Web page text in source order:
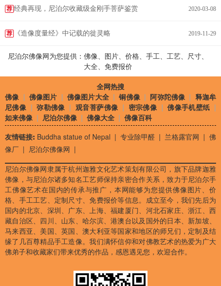
荐 经典再现，尼泊尔收藏级金刚手菩萨鉴赏 2020-03-08
荐 《造像度量经》中记载的徙灵略 2019-11-29
尼泊尔佛像网为您提供：佛像、图片、价格、手工、工艺、尺寸、
大全、免费报价
全网热搜
佛像 | 佛像图片 |佛像图片大全|铜佛像 |阿弥陀佛像 | 释迦牟
尼佛像 |弥勒佛像 |观音菩萨佛像 | 密宗佛像 |佛像手机壁纸 |
如来佛像 | 尼泊尔佛像 | 佛像大全 | 佛像百科
友情链接: Buddha statue of Nepal | 专业除甲醛 | 兰格露官网 | 佛
像厂 | 尼泊尔佛像网 |
尼泊尔佛像网隶属于杭州迦雅文化艺术策划有限公司，旗下品牌迦雅
佛像，与尼泊尔诸多知名工艺师保持亲密合作关系，致力于尼泊尔手
工佛像艺术在国内的传承与推广，本网能够为您提供佛像图片、价
格、手工工艺、定制尺寸、免费报价等信息。成立至今，我们先后为
国内的北京、深圳、广东、上海、福建厦门、河北石家庄、浙江、西
藏自治区、四川、山东、哈尔滨、港澳台以及国外的日本、新加坡、
马来西亚、美国、英国、澳大利亚等国家和地区的师兄们，定制及结
缘了几百尊精品手工造像。我们满怀信仰和对佛教艺术的热爱为广大
佛弟子和收藏家们带来优秀的作品，感恩遇见您，欢迎合作。